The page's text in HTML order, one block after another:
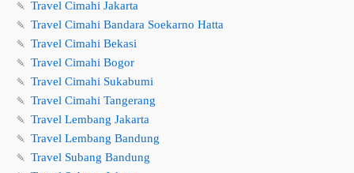
🍡 Travel Cimahi Jakarta
🍡 Travel Cimahi Bandara Soekarno Hatta
🍡 Travel Cimahi Bekasi
🍡 Travel Cimahi Bogor
🍡 Travel Cimahi Sukabumi
🍡 Travel Cimahi Tangerang
🍡 Travel Lembang Jakarta
🍡 Travel Lembang Bandung
🍡 Travel Subang Bandung